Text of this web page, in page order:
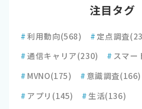
注目タグ
#利用動向(568) # 定点調査
#通信キャリア(230) # スマー
# MVNO(175) # 意識調査(166)
# アプリ (145) # 生活(136)